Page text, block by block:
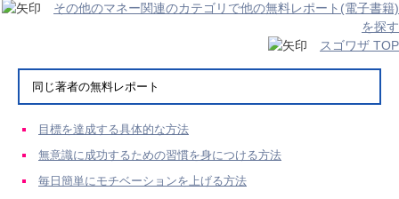
その他のマネー関連のカテゴリで他の無料レポート(電子書籍)
を探す
スゴワザ TOP
同じ著者の無料レポート
目標を達成する具体的な方法
無意識に成功するための習慣を身につける方法
毎日簡単にモチベーションを上げる方法